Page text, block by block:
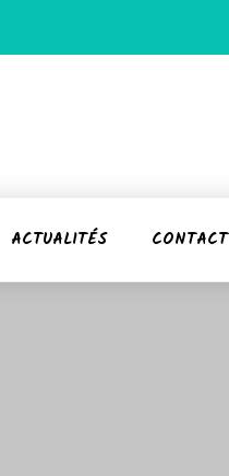
ACTUALITÉS CONTACT